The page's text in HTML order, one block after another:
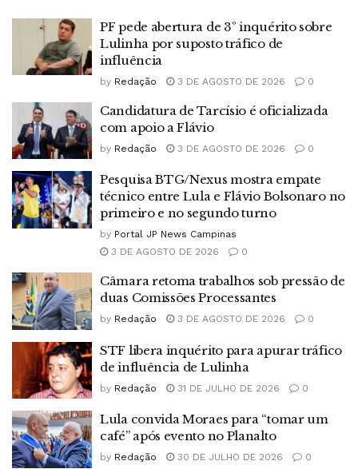
PF pede abertura de 3º inquérito sobre
Lulinha por suposto tráfico de
influência
by Redação 3 DE AGOSTO DE 2026 0
Candidatura de Tarcísio é oficializada
com apoio a Flávio
by Redação 3 DE AGOSTO DE 2026 0
Pesquisa BTG/Nexus mostra empate
técnico entre Lula e Flávio Bolsonaro no
primeiro e no segundo turno
by Portal JP News Campinas
3 DE AGOSTO DE 2026
0
Câmara retoma trabalhos sob pressão de
duas Comissões Processantes
by Redação 3 DE AGOSTO DE 2026 0
STF libera inquérito para apurar tráfico
de influência de Lulinha
by Redação 31 DE JULHO DE 2026 0
Lula convida Moraes para “tomar um
café” após evento no Planalto
by Redação 30 DE JULHO DE 2026 0